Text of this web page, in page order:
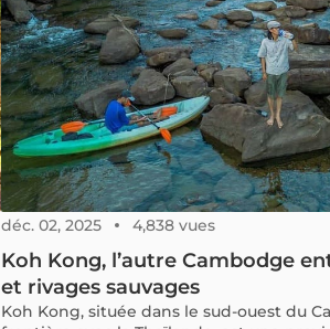
déc. 02, 2025 4,838 vues
Koh Kong, l’autre Cambodge
et rivages sauvages
Koh Kong, située dans le sud-ouest du